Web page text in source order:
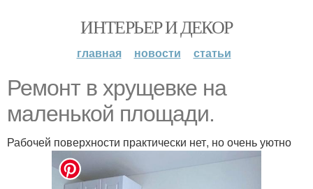
ИНТЕРЬЕР И ДЕКОР
главная новости статьи
Ремонт в хрущевке на
маленькой площади.
Рабочей поверхности практически нет, но очень уютно